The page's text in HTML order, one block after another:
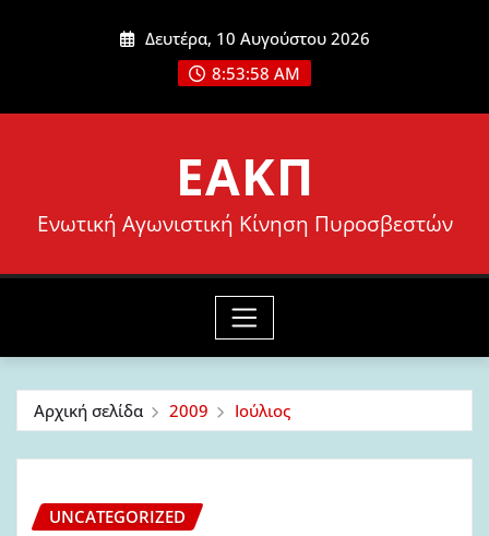
Δευτέρα, 10 Αυγούστου 2026
8:53:59 AM
ΕΑΚΠ
Ενωτική Αγωνιστική Κίνηση Πυροσβεστών
Αρχική σελίδα 2009 Ιούλιος
UNCATEGORIZED